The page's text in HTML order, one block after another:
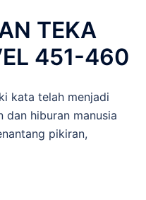
TEKA
451-460
kata telah menjadi
dan hiburan manusia
pikiran,